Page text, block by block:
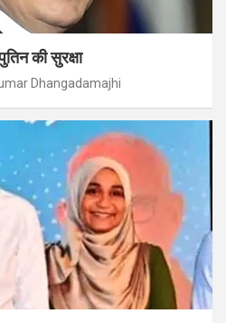
की सुरक्षा
Dhangadamajhi